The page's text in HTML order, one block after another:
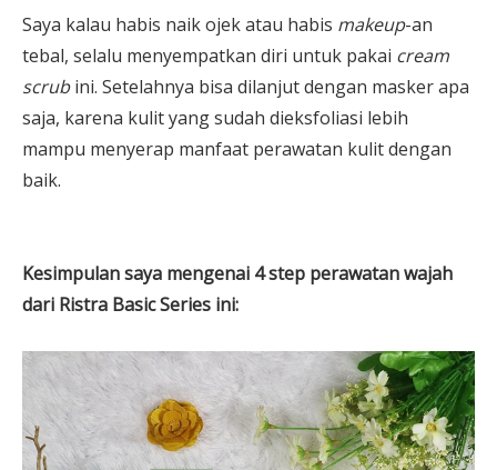
Saya kalau habis naik ojek atau habis makeup-an
tebal, selalu menyempatkan diri untuk pakai cream
scrubini. Setelahnya bisa dilanjut dengan masker apa
saja, karena kulit yang sudah dieksfoliasi lebih
mampu menyerap manfaat perawatan kulit dengan
baik.
Kesimpulan saya mengenai 4 step perawatan wajah
dari Ristra Basic Series ini: